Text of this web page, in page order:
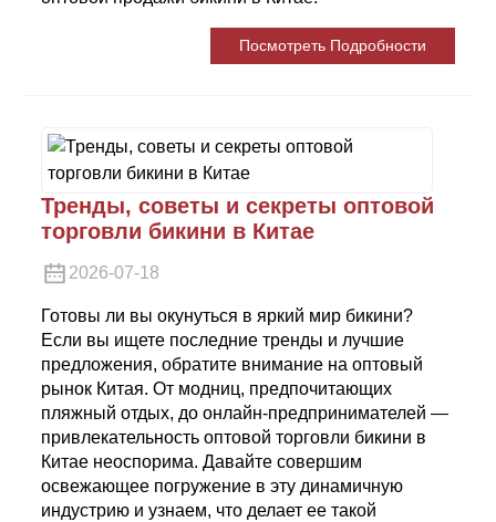
Посмотреть Подробности
Тренды, советы и секреты оптовой
торговли бикини в Китае
2026-07-18
Готовы ли вы окунуться в яркий мир бикини?
Если вы ищете последние тренды и лучшие
предложения, обратите внимание на оптовый
рынок Китая. От модниц, предпочитающих
пляжный отдых, до онлайн-предпринимателей —
привлекательность оптовой торговли бикини в
Китае неоспорима. Давайте совершим
освежающее погружение в эту динамичную
индустрию и узнаем, что делает ее такой